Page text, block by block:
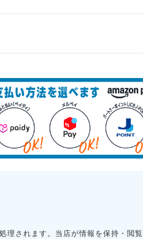
理されます。当店が情報を保持・閲覧